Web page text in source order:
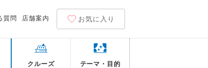
質問 店舗案内 お気に入り
クルーズ テーマ・目的